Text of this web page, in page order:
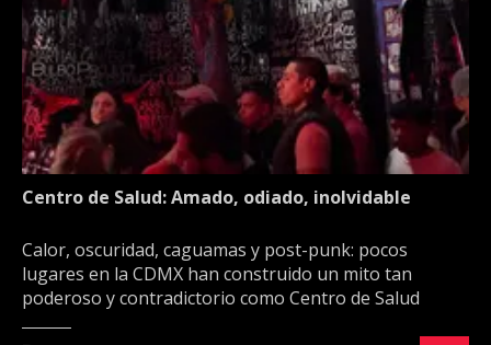
Centro de Salud: Amado, odiado, inolvidable
Calor, oscuridad, caguamas y post-punk: pocos
lugares en la CDMX han construido un mito tan
poderoso y contradictorio como Centro de Salud